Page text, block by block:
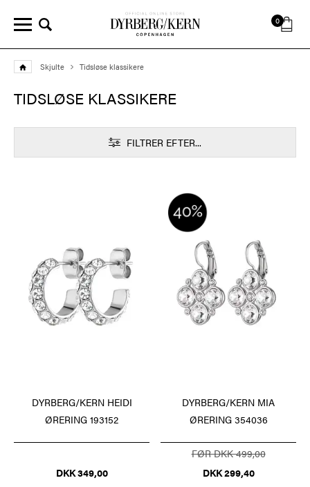
0
Skjulte Tidsløse klassikere
TIDSLØSE KLASSIKERE
FILTRER EFTER...
DYRBERG/KERN HEIDI
ØRERING 193152
DKK 349,00
DYRBERG/KERN MIA
ØRERING 354036
FØR DKK 499,00
DKK 299,40